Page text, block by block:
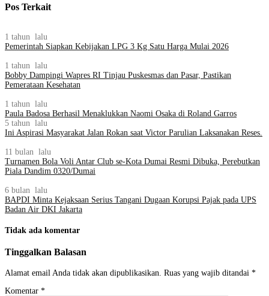
Pos Terkait
1 tahun lalu
Pemerintah Siapkan Kebijakan LPG 3 Kg Satu Harga Mulai 2026
1 tahun lalu
Bobby Dampingi Wapres RI Tinjau Puskesmas dan Pasar, Pastikan
Pemerataan Kesehatan
1 tahun lalu
Paula Badosa Berhasil Menaklukkan Naomi Osaka di Roland Garros
5 tahun lalu
Ini Aspirasi Masyarakat Jalan Rokan saat Victor Parulian Laksanakan Reses.
11 bulan lalu
Turnamen Bola Voli Antar Club se-Kota Dumai Resmi Dibuka, Perebutkan
Piala Dandim 0320/Dumai
6 bulan lalu
BAPDI Minta Kejaksaan Serius Tangani Dugaan Korupsi Pajak pada UPS
Badan Air DKI Jakarta
Tidak ada komentar
Tinggalkan Balasan
Alamat email Anda tidak akan dipublikasikan. Ruas yang wajib ditandai *
Komentar *